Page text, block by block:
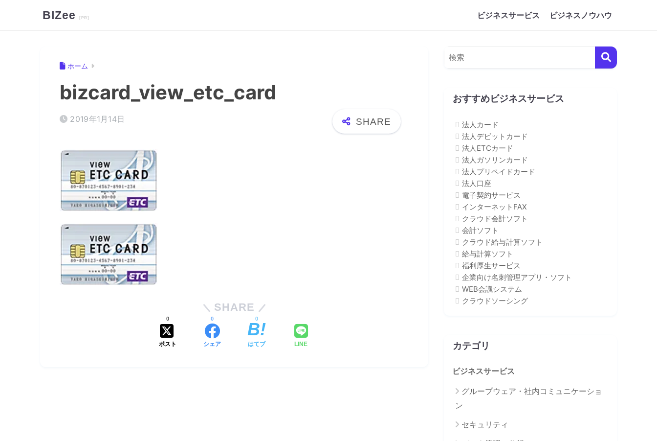
BIZee ビジネスサービス ビジネスノウハウ
ホーム
bizcard_view_etc_card
2019年1月14日
SHARE
ポスト
0
シェア
0
はてブ
0
LINE
おすすめビジネスサービス
法人カード
法人デビットカード
法人ETCカード
法人ガソリンカード
法人プリペイドカード
法人口座
電子契約サービス
インターネットFAX
クラウド会計ソフト
会計ソフト
クラウド給与計算ソフト
給与計算ソフト
福利厚生サービス
企業向け名刺管理アプリ・ソフト
WEB会議システム
クラウドソーシング
カテゴリ
ビジネスサービス
グループウェア・社内コミュニケーショ
ン
セキュリティ